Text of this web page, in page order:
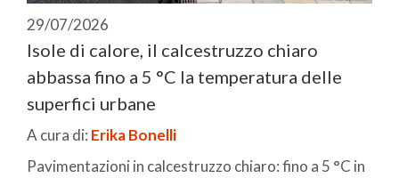
29/07/2026
Isole di calore, il calcestruzzo chiaro
abbassa fino a 5 °C la temperatura delle
superfici urbane
A cura di: Erika Bonelli
Pavimentazioni in calcestruzzo chiaro: fino a 5 °C in